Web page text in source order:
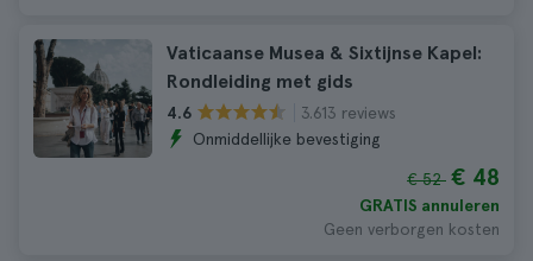
Vaticaanse Musea & Sixtijnse Kapel:
Rondleiding met gids
4.6
3.613 reviews
Onmiddellijke bevestiging
€ 52 € 48
GRATIS annuleren
Geen verborgen kosten